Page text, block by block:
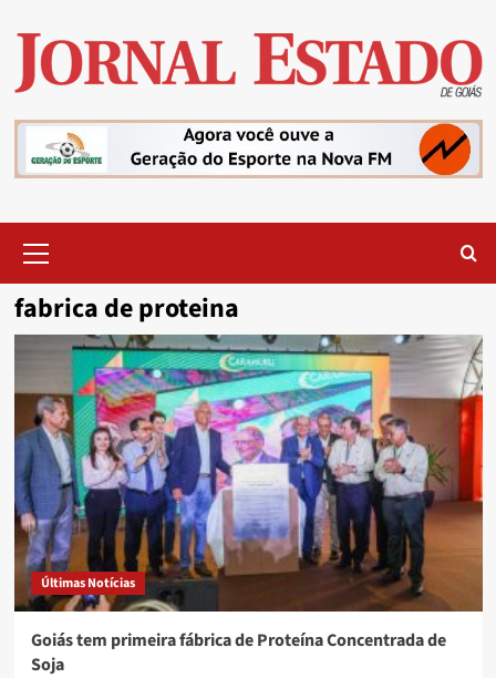
content
Menu
fabrica de proteina
Últimas Notícias
Goiás tem primeira fábrica de Proteína Concentrada de
Soja